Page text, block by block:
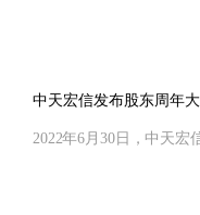
中天宏信发布股东周年
2022年6月30日，中天宏